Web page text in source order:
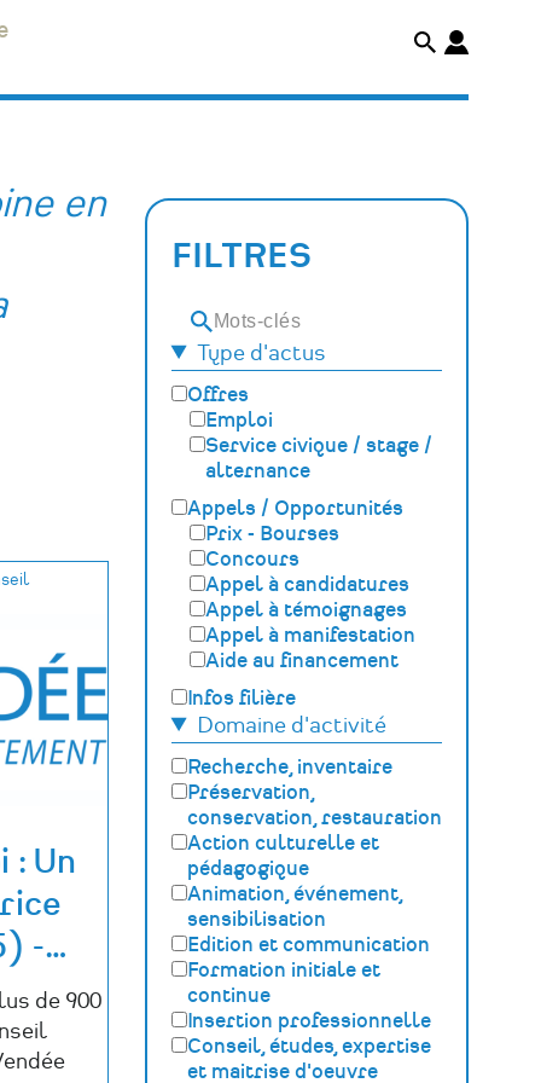
en
: Un
-…
de 900
FILTRES
Mots-
clésType d'actus
Offres
Emploi
Service civique / stage /
alternance
Appels / Opportunités
Prix - Bourses
Concours
Appel à candidatures
Appel à témoignages
Appel à manifestation
Aide au financement
Infos filière
Domaine d'activité
Recherche, inventaire
Préservation,
conservation, restauration
Action culturelle et
pédagogique
Animation, événement,
sensibilisation
Edition et communication
Formation initiale et
continue
Insertion professionnelle
Conseil, études, expertise
et maitrise d'oeuvre